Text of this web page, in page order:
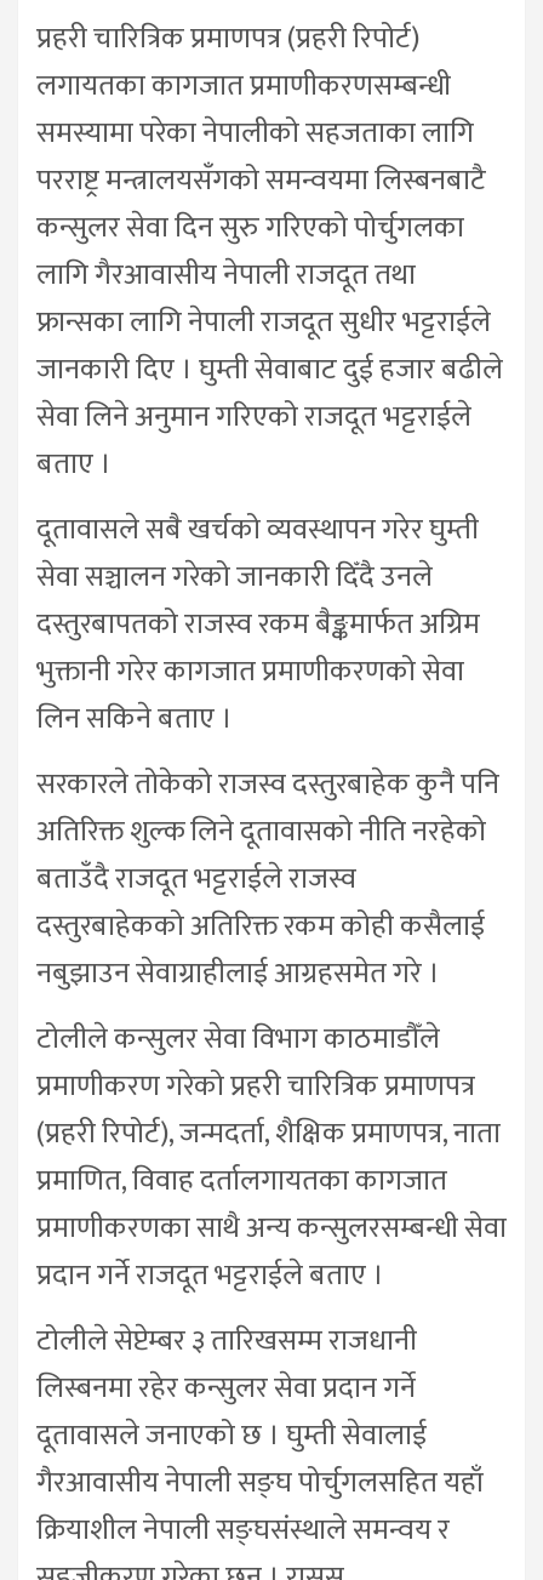
प्रहरी चारित्रिक प्रमाणपत्र (प्रहरी रिपोर्ट)
लगायतका कागजात प्रमाणीकरणसम्बन्धी
समस्यामा परेका नेपालीको सहजताका लागि
परराष्ट्र मन्त्रालयसँगको समन्वयमा लिस्बनबाटै
कन्सुलर सेवा दिन सुरु गरिएको पोर्चुगलका
लागि गैरआवासीय नेपाली राजदूत तथा
फ्रान्सका लागि नेपाली राजदूत सुधीर भट्टराईले
जानकारी दिए । घुम्ती सेवाबाट दुई हजार बढीले
सेवा लिने अनुमान गरिएको राजदूत भट्टराईले
बताए ।
दूतावासले सबै खर्चको व्यवस्थापन गरेर घुम्ती
सेवा सञ्चालन गरेको जानकारी दिँदै उनले
दस्तुरबापतको राजस्व रकम बैङ्कमार्फत अग्रिम
भुक्तानी गरेर कागजात प्रमाणीकरणको सेवा
लिन सकिने बताए ।
सरकारले तोकेको राजस्व दस्तुरबाहेक कुनै पनि
अतिरिक्त शुल्क लिने दूतावासको नीति नरहेको
बताउँदै राजदूत भट्टराईले राजस्व
दस्तुरबाहेकको अतिरिक्त रकम कोही कसैलाई
नबुझाउन सेवाग्राहीलाई आग्रहसमेत गरे ।
टोलीले कन्सुलर सेवा विभाग काठमाडौँले
प्रमाणीकरण गरेको प्रहरी चारित्रिक प्रमाणपत्र
(प्रहरी रिपोर्ट), जन्मदर्ता, शैक्षिक प्रमाणपत्र, नाता
प्रमाणित, विवाह दर्तालगायतका कागजात
प्रमाणीकरणका साथै अन्य कन्सुलरसम्बन्धी सेवा
प्रदान गर्ने राजदूत भट्टराईले बताए ।
टोलीले सेप्टेम्बर ३ तारिखसम्म राजधानी
लिस्बनमा रहेर कन्सुलर सेवा प्रदान गर्ने
दूतावासले जनाएको छ । घुम्ती सेवालाई
गैरआवासीय नेपाली सङ्घ पोर्चुगलसहित यहाँ
क्रियाशील नेपाली सङ्घसंस्थाले समन्वय र